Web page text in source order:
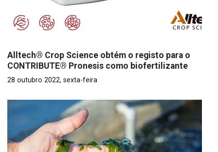
Alltech® Crop Science obtém o registo para o
CONTRIBUTE® Pronesis como biofertilizante
28 outubro 2022, sexta-feira